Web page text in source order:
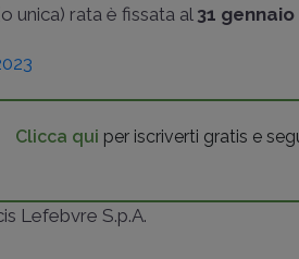
unica) rata è fissata al 31
Clicca qui per iscriverti gratis e
Lefebvre S.p.A.